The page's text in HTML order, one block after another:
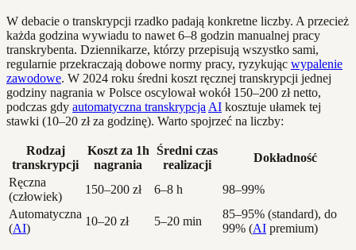
W debacie o transkrypcji rzadko padają konkretne liczby. A przecież
każda godzina wywiadu to nawet 6–8 godzin manualnej pracy
transkrybenta. Dziennikarze, którzy przepisują wszystko sami,
regularnie przekraczają dobowe normy pracy, ryzykując wypalenie
zawodowe. W 2024 roku średni koszt ręcznej transkrypcji jednej
godziny nagrania w Polsce oscylował wokół 150–200 zł netto,
podczas gdy automatyczna transkrypcja AI kosztuje ułamek tej
stawki (10–20 zł za godzinę). Warto spojrzeć na liczby:
Rodzaj
transkrypcji
Koszt za 1h
nagrania
Średni czas
realizacji
Dokładność
Ręczna
(człowiek)
150–200 zł 6–8 h
98–99%
Automatyczna
(AI)
10–20 zł 5–20 min
85–95% (standard), do
99% (AI premium)